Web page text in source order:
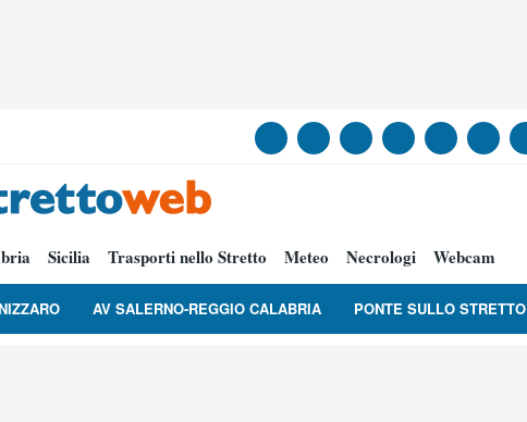
Sicilia Trasporti nello Stretto Meteo Necrologi Webcam
AV SALERNO-REGGIO CALABRIA PONTE SULLO STRETTO